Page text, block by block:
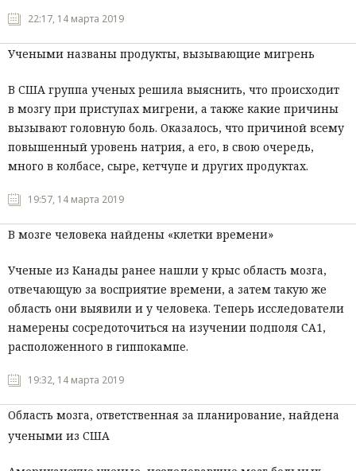
22:17, 14 марта 2019
Учеными названы продукты, вызывающие мигрень
В США группа ученых решила выяснить, что происходит
в мозгу при приступах мигрени, а также какие причины
вызывают головную боль. Оказалось, что причиной всему
повышенный уровень натрия, а его, в свою очередь,
много в колбасе, сыре, кетчупе и других продуктах.
19:57, 14 марта 2019
В мозге человека найдены «клетки времени»
Ученые из Канады ранее нашли у крыс область мозга,
отвечающую за восприятие времени, а затем такую же
область они выявили и у человека. Теперь исследователи
намерены сосредоточиться на изучении подполя СА1,
расположенного в гиппокампе.
19:32, 14 марта 2019
Область мозга, ответственная за планирование, найдена
учеными из США